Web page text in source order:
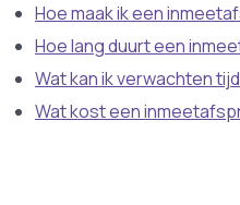
Hoe maak ik een
Hoe lang duurt een
Wat kan ik verwachten
Wat kost een